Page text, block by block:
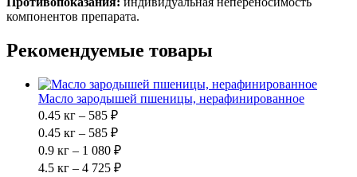
компонентов препарата.
Рекомендуемые товары
Масло зародышей пшеницы, нерафинированное
0.45 кг – 585 ₽
0.45 кг – 585 ₽
0.9 кг – 1 080 ₽
4.5 кг – 4 725 ₽